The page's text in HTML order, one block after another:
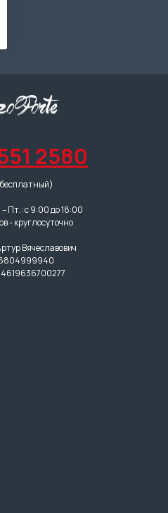
2580
Пт.: с 9:00 до 18:00
- круглосуточно
Вячеславович